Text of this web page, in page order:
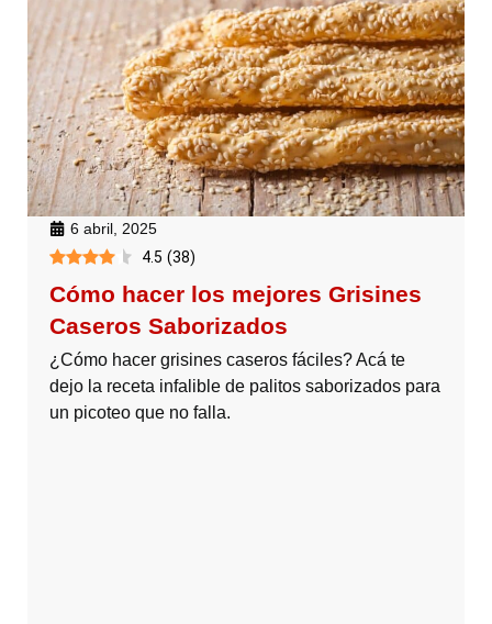
6 abril, 2025
4.5 (38)
Cómo hacer los mejores Grisines
Caseros Saborizados
¿Cómo hacer grisines caseros fáciles? Acá te
dejo la receta infalible de palitos saborizados para
un picoteo que no falla.